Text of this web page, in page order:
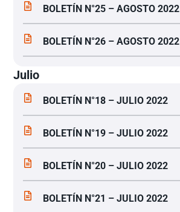
BOLETÍN N°25 – AGOSTO 2022
BOLETÍN N°26 – AGOSTO 2022
Julio
BOLETÍN N°18 – JULIO 2022
BOLETÍN N°19 – JULIO 2022
BOLETÍN N°20 – JULIO 2022
BOLETÍN N°21 – JULIO 2022